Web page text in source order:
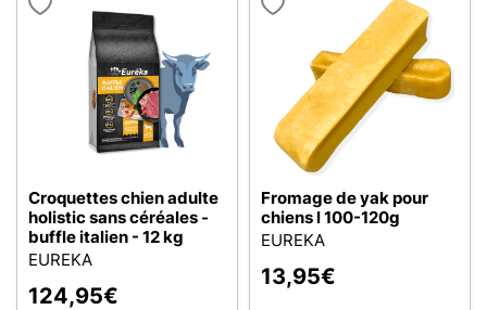
Croquettes chien adulte
holistic sans céréales -
buffle italien - 12 kg
EUREKA
124,95€
Fromage de yak pour
chiens l 100-120g
EUREKA
13,95€